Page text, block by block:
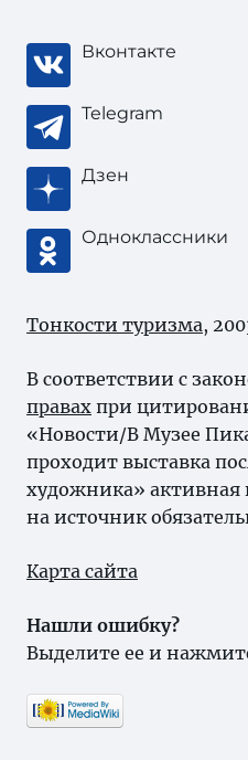
Вконтакте
Telegram
Дзен
Одноклассники
Тонкости туризма,
В соответствии с
правах при
«Новости/В Музее
проходит выставка
художника» активная
на источник
Карта сайта
Нашли ошибку?
Выделите ее и